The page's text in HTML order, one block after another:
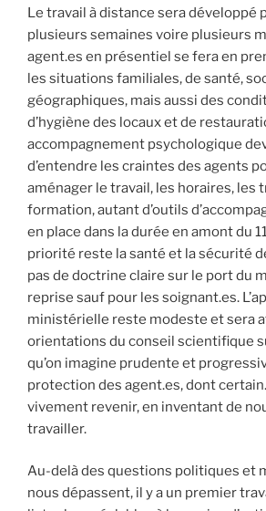
Le travail à distance sera développé
plusieurs semaines voire plusieurs
agent.es en présentiel se fera en
les situations familiales, de santé,
géographiques, mais aussi des
d’hygiène des locaux et de
accompagnement psychologique
d’entendre les craintes des agents
aménager le travail, les horaires, les
formation, autant d’outils
en place dans la durée en amont du
priorité reste la santé et la sécurité
pas de doctrine claire sur le port du
reprise sauf pour les soignant.es.
ministérielle reste modeste et sera
orientations du conseil scientifique
qu’on imagine prudente et
protection des agent.es, dont
vivement revenir, en inventant de
travailler.
Au-delà des questions politiques et
nous dépassent, il y a un premier